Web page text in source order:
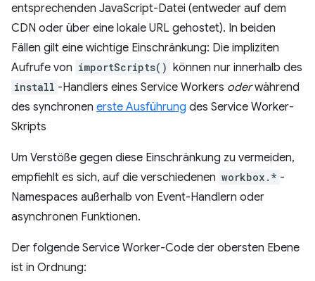
entsprechenden JavaScript-Datei (entweder auf dem
CDN oder über eine lokale URL gehostet). In beiden
Fällen gilt eine wichtige Einschränkung: Die impliziten
Aufrufe von importScripts() können nur innerhalb des
install -Handlers eines Service Workers oderwährend
des synchronen erste Ausführung des Service Worker-
Skripts
Um Verstöße gegen diese Einschränkung zu vermeiden,
empfiehlt es sich, auf die verschiedenen workbox.* -
Namespaces außerhalb von Event-Handlern oder
asynchronen Funktionen.
Der folgende Service Worker-Code der obersten Ebene
ist in Ordnung: